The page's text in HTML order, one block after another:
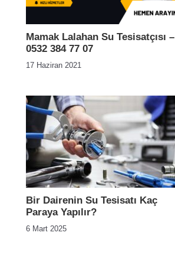
Mamak Lalahan Su Tesisatçısı –
0532 384 77 07
17 Haziran 2021
Bir Dairenin Su Tesisatı Kaç
Paraya Yapılır?
6 Mart 2025